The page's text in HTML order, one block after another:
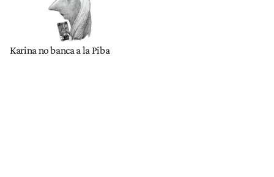
Karina no banca a la Piba